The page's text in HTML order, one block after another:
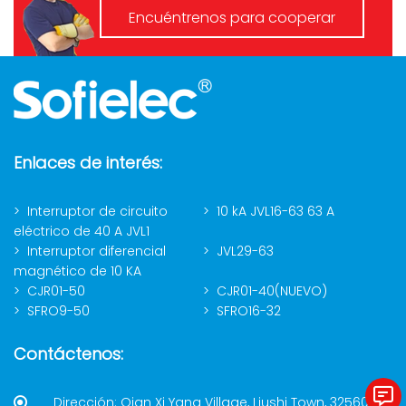
Encuéntrenos para cooperar
Enlaces de interés:
Interruptor de circuito
eléctrico de 40 A JVL1
10 kA JVL16-63 63 A
Interruptor diferencial
magnético de 10 KA
JVL29-63
CJR01-50
CJR01-40(NUEVO)
SFRO9-50
SFRO16-32
Contáctenos:
Dirección: Qian Xi Yang Village, Liushi Town, 325604,